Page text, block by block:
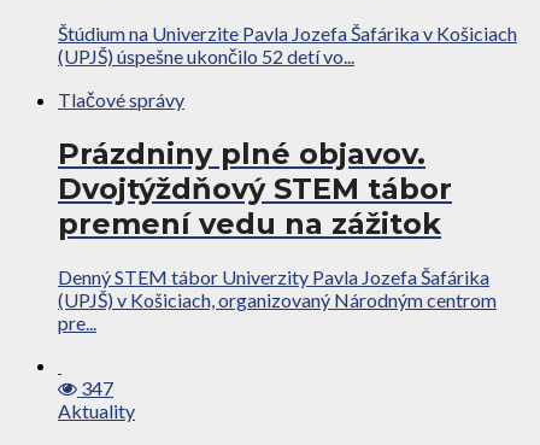
Štúdium na Univerzite Pavla Jozefa Šafárika v Košiciach
(UPJŠ) úspešne ukončilo 52 detí vo...
Tlačové správy
Prázdniny plné objavov.
Dvojtýždňový STEM tábor
premení vedu na zážitok
Denný STEM tábor Univerzity Pavla Jozefa Šafárika
(UPJŠ) v Košiciach, organizovaný Národným centrom
pre...
347
Aktuality